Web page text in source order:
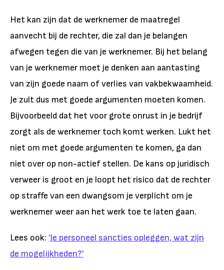
Het kan zijn dat de werknemer de maatregel
aanvecht bij de rechter, die zal dan je belangen
afwegen tegen die van je werknemer. Bij het belang
van je werknemer moet je denken aan aantasting
van zijn goede naam of verlies van vakbekwaamheid.
Je zult dus met goede argumenten moeten komen.
Bijvoorbeeld dat het voor grote onrust in je bedrijf
zorgt als de werknemer toch komt werken. Lukt het
niet om met goede argumenten te komen, ga dan
niet over op non-actief stellen. De kans op juridisch
verweer is groot en je loopt het risico dat de rechter
op straffe van een dwangsom je verplicht om je
werknemer weer aan het werk toe te laten gaan.
Lees ook: 'Je personeel sancties opleggen, wat zijn
de mogelijkheden?'